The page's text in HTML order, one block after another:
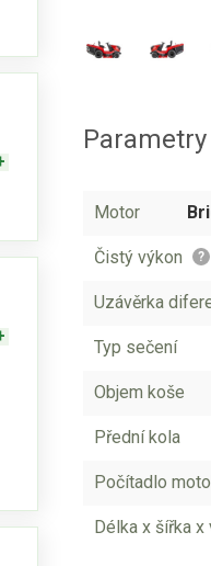
Motor
Čistý výkon ?
Uzávěrka
Typ sečení
Objem koše
Přední kola
Počítadlo
Délka x šířka x